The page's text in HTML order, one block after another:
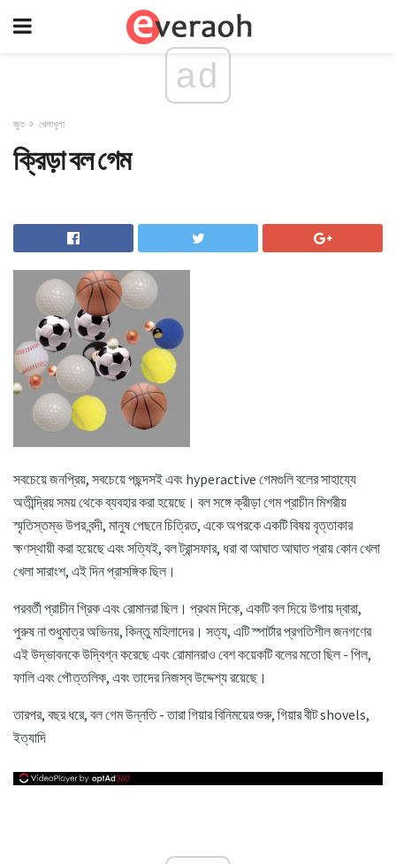
ad
জুত খেলাধুলা
ক্রিড়া বল গেম
সবচেয়ে জনপ্রিয়, সবচেয়ে পছন্দসই এবং hyperactive গেমগুলি বলের সাহায্যে
অতীন্দ্রিয় সময় থেকে ব্যবহার করা হয়েছে। বল সঙ্গে ক্রীড়া গেম প্রাচীন মিশরীয়
স্মৃতিস্তম্ভ উপর বন্দী, মানুষ পেছনে চিত্রিত, একে অপরকে একটি বিষয় বৃত্তাকার
ক্ষণস্থায়ী করা হয়েছে এবং সত্যিই, বল ট্রান্সফার, ধরা বা আঘাত আঘাত প্রায় কোন খেলা
খেলা সারাংশ, এই দিন প্রাসঙ্গিক ছিল।
পরবর্তী প্রাচীন গ্রিক এবং রোমানরা ছিল। প্রথম দিকে, একটি বল দিয়ে উপায় দ্বারা,
পুরুষ না শুধুমাত্র অভিনয়, কিন্তু মহিলাদের। সত্য, এটি স্পার্টার প্রগতিশীল জনগণের
এই উদ্ভাবনকে উদ্বিগ্ন করেছে এবং রোমানরাও বেশ কয়েকটি বলের মতো ছিল - পিল,
ফালি এবং পৌত্তলিক, এবং তাদের নিজস্ব উদ্দেশ্য রয়েছে।
তারপর, বছর ধরে, বল গেম উন্নতি - তারা গিয়ার বিনিময়ের শুরু, গিয়ার বীট shovels,
ইত্যাদি